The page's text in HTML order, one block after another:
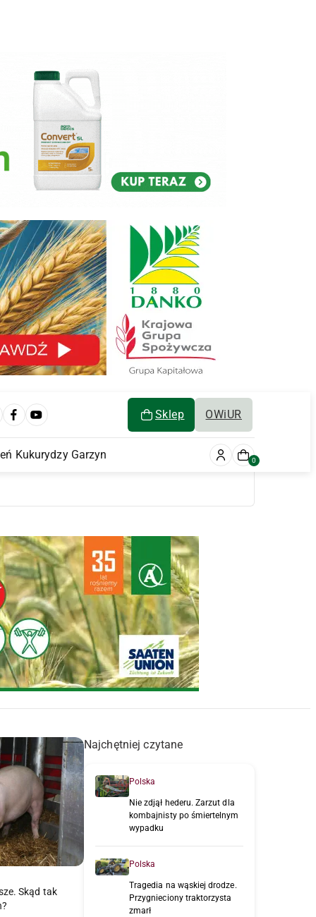
Sklep OWiUR
Kukurydzy Garzyn 0
Skąd tak
Najchętniej czytane
Polska
Nie zdjął hederu. Zarzut dla
kombajnisty po śmiertelnym
wypadku
Polska
Tragedia na wąskiej drodze.
Przygnieciony traktorzysta
zmarł